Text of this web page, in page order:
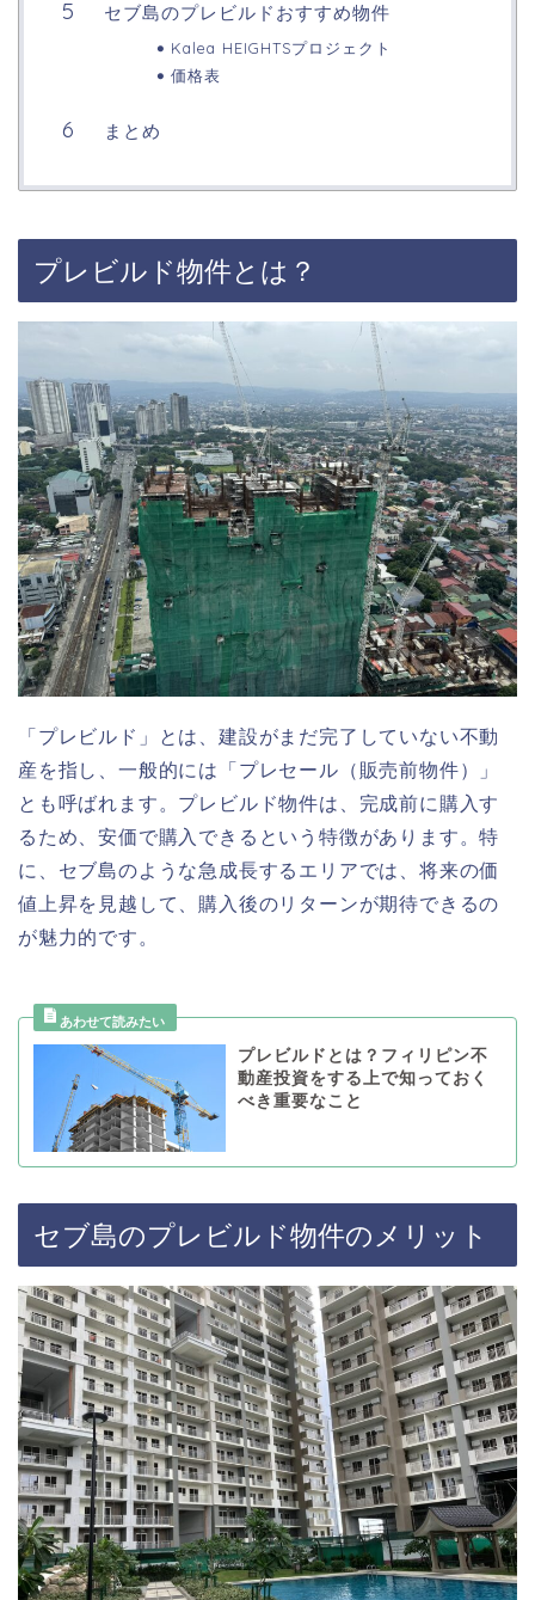
セブ島のプレビルドおすすめ物件
Kalea HEIGHTSプロジェクト
価格表
まとめ
プレビルド物件とは？
「プレビルド」とは、建設がまだ完了していない不動
産を指し、一般的には「プレセール（販売前物件）」
とも呼ばれます。プレビルド物件は、完成前に購入す
るため、安価で購入できるという特徴があります。特
に、セブ島のような急成長するエリアでは、将来の価
値上昇を見越して、購入後のリターンが期待できるの
が魅力的です。
プレビルドとは？フィリピン不
動産投資をする上で知っておく
べき重要なこと
セブ島のプレビルド物件のメリット